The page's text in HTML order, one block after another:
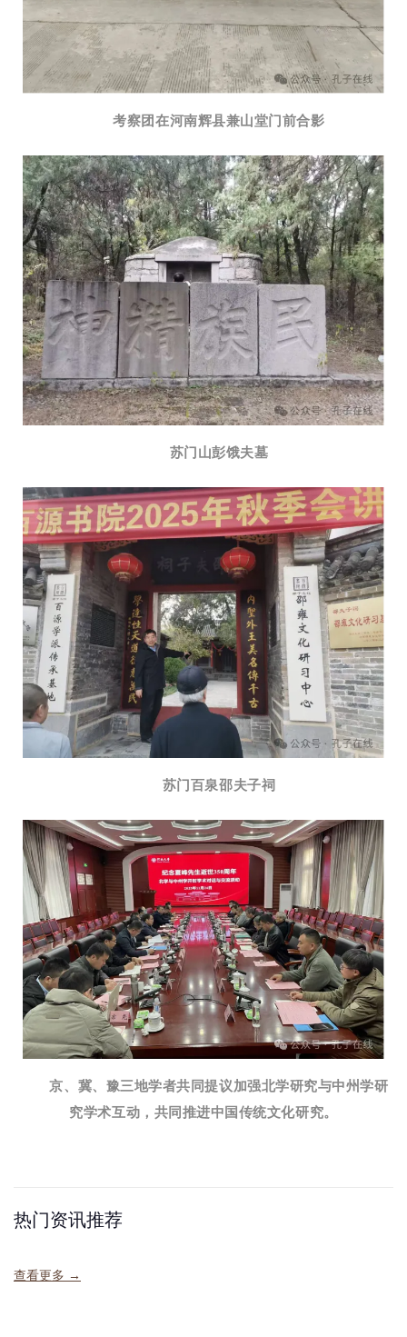
考察团在河南辉县兼山堂门前合影
苏门山彭饿夫墓
苏门百泉邵夫子祠
京、冀、豫三地学者共同提议加强北学研究与中州学研
究学术互动， 共同推进中国传统文化研究。
热门资讯推荐
查看更多 →